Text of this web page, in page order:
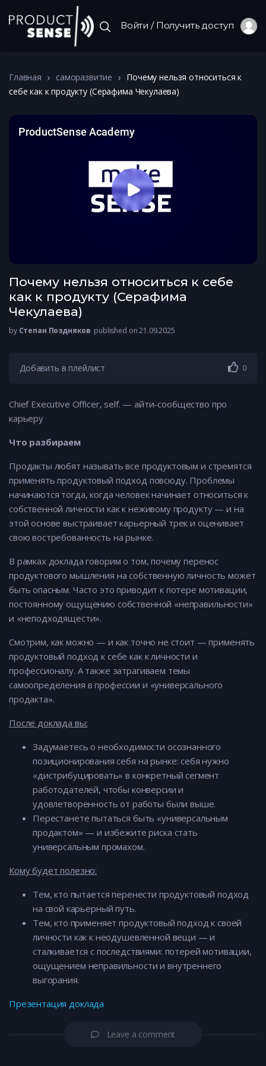
Войти / Получить доступ
Главная саморазвитие
Почему нельзя относиться к
себе как к продукту (Серафима Чекулаева)
Почему нельзя относиться к себе
как к продукту (Серафима
Чекулаева)
by Степан Поздняков published on 21.09.2025
Добавить в плейлист 0
Chief Executive Officer, self. — айти-сообщество про
карьеру
Что разбираем
Продакты любят называть все продуктовым и стремятся
применять продуктовый подход повсюду. Проблемы
начинаются тогда, когда человек начинает относиться к
собственной личности как к неживому продукту — и на
этой основе выстраивает карьерный трек и оценивает
свою востребованность на рынке.
В рамках доклада говорим о том, почему перенос
продуктового мышления на собственную личность может
быть опасным. Часто это приводит к потере мотивации,
постоянному ощущению собственной «неправильности»
и «неподходящести».
Смотрим, как можно — и как точно не стоит — применять
продуктовый подход к себе как к личности и
профессионалу. А также затрагиваем темы
самоопределения в профессии и «универсального
продакта».
После доклада вы:
Задумаетесь о необходимости осознанного
позиционирования себя на рынке: себя нужно
«дистрибуцировать» в конкретный сегмент
работодателей, чтобы конверсии и
удовлетворенность от работы были выше.
Перестанете пытаться быть «универсальным
продактом» — и избежите риска стать
универсальным промахом.
Кому будет полезно:
Тем, кто пытается перенести продуктовый подход
на свой карьерный путь.
Тем, кто применяет продуктовый подход к своей
личности как к неодушевленной вещи — и
сталкивается с последствиями: потерей мотивации,
ощущением неправильности и внутреннего
выгорания.
Презентация доклада
Leave a comment